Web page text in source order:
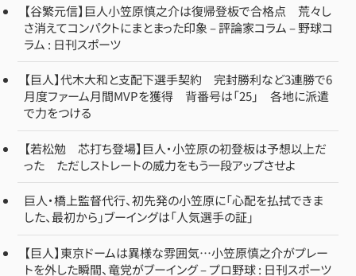
【谷繁元信】巨人小笠原慎之介は復帰登板で合格点 荒々し
さ消えてコンパクトにまとまった印象 – 評論家コラム – 野球コ
ラム : 日刊スポーツ
【巨人】代木大和と支配下選手契約 完封勝利など3連勝で6
月度ファーム月間MVPを獲得 背番号は「25」 各地に派遣
で力をつける
【若松勉 芯打ち登場】巨人・小笠原の初登板は予想以上だ
った ただしストレートの威力をもう一段アップさせよ
巨人・橋上監督代行、初先発の小笠原に「心配を払拭できま
した、最初から」ブーイングは「人気選手の証」
【巨人】東京ドームは異様な雰囲気…小笠原慎之介がプレー
トを外した瞬間、竜党がブーイング – プロ野球 : 日刊スポーツ